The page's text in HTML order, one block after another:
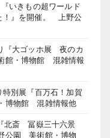
いきもの超ワールド
！』を開催。 上野公
『大ゴッホ展 夜のカ
館・博物館 混雑情報
別展『百万石！加賀
博物館 混雑情報他
北斎 冨嶽三十六景
公園 美術館・博物